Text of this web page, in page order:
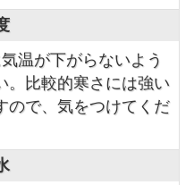
温が下がらないよう
。比較的寒さには強い
ので、気をつけてくだ